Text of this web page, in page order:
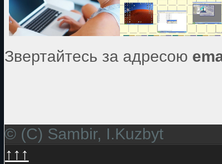
Звертайтесь за адресою
© (C) Sambir, I.Kuzbyt
↑↑↑